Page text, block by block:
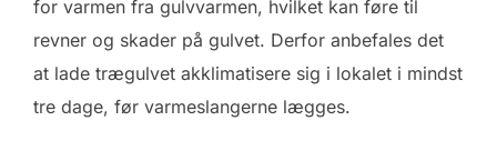
for varmen fra gulvvarmen, hvilket kan føre til
revner og skader på gulvet. Derfor anbefales det
at lade trægulvet akklimatisere sig i lokalet i mindst
tre dage, før varmeslangerne lægges.